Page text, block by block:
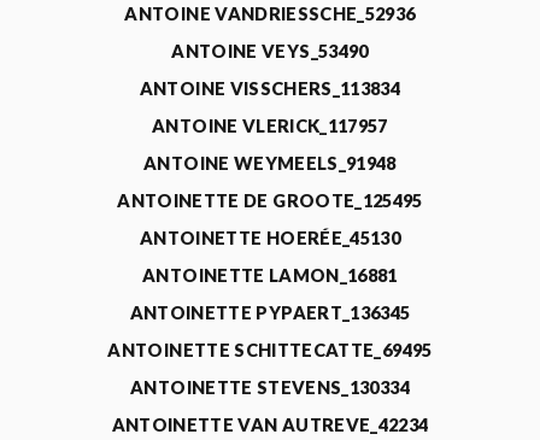
ANTOINE VANDRIESSCHE_52936
ANTOINE VEYS_53490
ANTOINE VISSCHERS_113834
ANTOINE VLERICK_117957
ANTOINE WEYMEELS_91948
ANTOINETTE DE GROOTE_125495
ANTOINETTE HOERÉE_45130
ANTOINETTE LAMON_16881
ANTOINETTE PYPAERT_136345
ANTOINETTE SCHITTECATTE_69495
ANTOINETTE STEVENS_130334
ANTOINETTE VAN AUTREVE_42234